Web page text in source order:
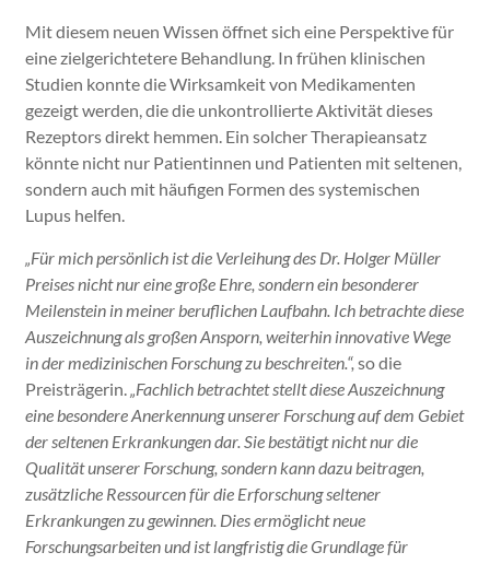
Mit diesem neuen Wissen öffnet sich eine Perspektive für
eine zielgerichtetere Behandlung. In frühen klinischen
Studien konnte die Wirksamkeit von Medikamenten
gezeigt werden, die die unkontrollierte Aktivität dieses
Rezeptors direkt hemmen. Ein solcher Therapieansatz
könnte nicht nur Patientinnen und Patienten mit seltenen,
sondern auch mit häufigen Formen des systemischen
Lupus helfen.
„Für mich persönlich ist die Verleihung des Dr. Holger Müller
Preises nicht nur eine große Ehre, sondern ein besonderer
Meilenstein in meiner beruflichen Laufbahn. Ich betrachte diese
Auszeichnung als großen Ansporn, weiterhin innovative Wege
in der medizinischen Forschung zu beschreiten.“,so die
Preisträgerin.„Fachlich betrachtet stellt diese Auszeichnung
eine besondere Anerkennung unserer Forschung auf dem Gebiet
der seltenen Erkrankungen dar. Sie bestätigt nicht nur die
Qualität unserer Forschung, sondern kann dazu beitragen,
zusätzliche Ressourcen für die Erforschung seltener
Erkrankungen zu gewinnen. Dies ermöglicht neue
Forschungsarbeiten und ist langfristig die Grundlage für